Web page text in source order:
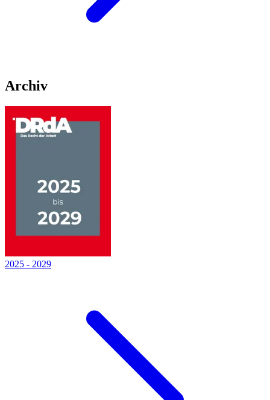
Archiv
2025 - 2029